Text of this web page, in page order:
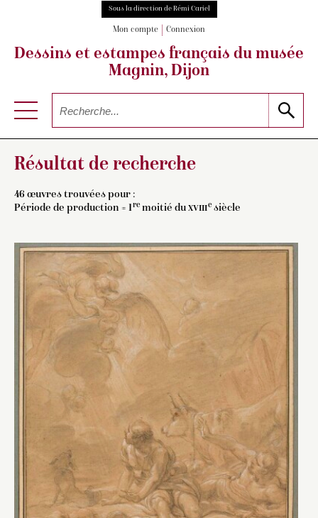
Sous la direction de Rémi Cariel
Mon compte Connexion
Dessins et estampes français du musée
Magnin, Dijon
Résultat de recherche
46 œuvres trouvées pour :
Période de production = 1re moitié duxviiie siècle